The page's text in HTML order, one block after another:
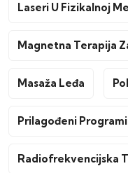
Laseri U Fizikalnoj
Magnetna Terapija
Masaža Leđa
Prilagođeni
Radiofrekvencijska